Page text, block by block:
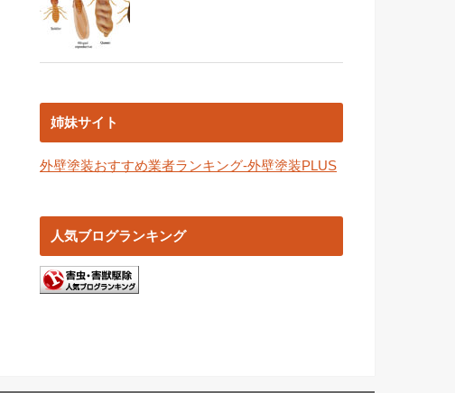
姉妹サイト
外壁塗装おすすめ業者ランキング-外壁塗装PLUS
人気ブログランキング